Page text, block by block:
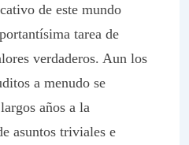
de este mundo
tarea de
verdaderos. Aun los
a menudo se
años a la
asuntos triviales e